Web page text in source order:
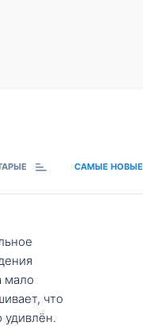
САМЫЕ НОВЫЕ
мало
что
удивлён.